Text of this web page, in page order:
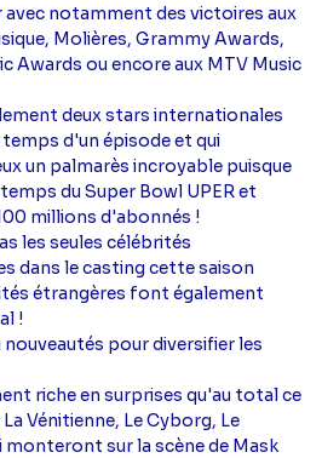
notamment des victoires aux
Molières, Grammy Awards,
Awards ou encore aux MTV Music
deux stars internationales
d'un épisode et qui
un palmarès incroyable puisque
du Super Bowl UPER et
millions d'abonnés !
les seules célébrités
dans le casting cette saison
étrangères font également
!
nouveautés pour diversifier les
riche en surprises qu'au total ce
Vénitienne, Le Cyborg, Le
monteront sur la scène de Mask